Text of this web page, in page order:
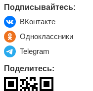
Подписывайтесь:
ВКонтакте
Одноклассники
Telegram
Поделитесь: